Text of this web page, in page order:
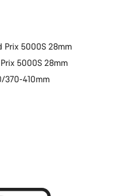
Prix 5000S 28mm
5000S 28mm
370-410mm